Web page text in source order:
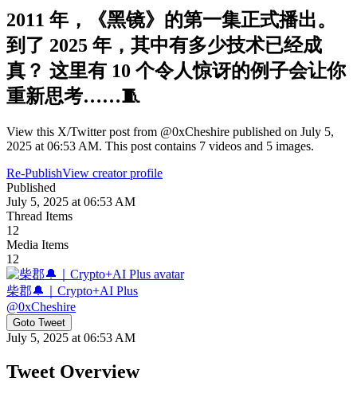
2011 年，《黑镜》的第一集正式播出。
到了 2025 年，其中有多少技术已经成
真？ 这里有 10 个令人惊讶的例子会让你
重新思考……🧵
View this X/Twitter post from @0xCheshire published on July 5,
2025 at 06:53 AM. This post contains 7 videos and 5 images.
Re-PublishView creator profile
Published
July 5, 2025 at 06:53 AM
Thread Items
12
Media Items
12
柴郡🔔｜Crypto+AI Plus
@0xCheshire
Goto Tweet
July 5, 2025 at 06:53 AM
Tweet Overview